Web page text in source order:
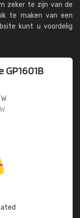
zeker te zijn van de
te maken van een
kunt u voordelig